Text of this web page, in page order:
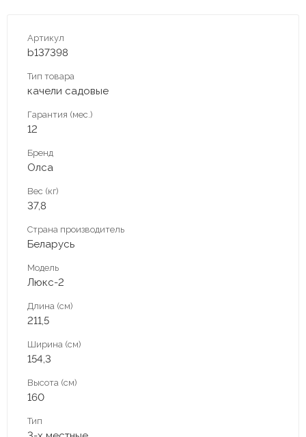
Артикул
b137398
Тип товара
качели садовые
Гарантия (мес.)
12
Бренд
Олса
Вес (кг)
37,8
Страна производитель
Беларусь
Модель
Люкс-2
Длина (см)
211,5
Ширина (см)
154,3
Высота (см)
160
Тип